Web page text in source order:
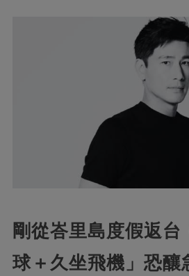
剛從峇里島度假返台
球＋久坐飛機」恐釀